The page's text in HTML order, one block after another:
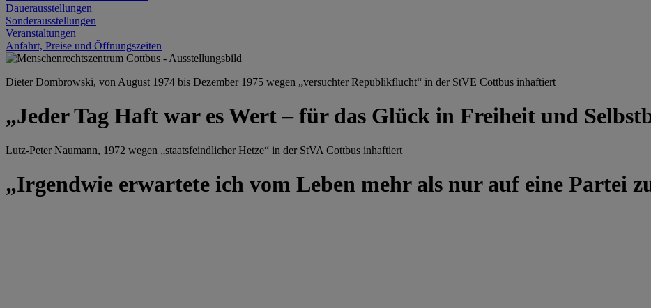
Dauerausstellungen
Sonderausstellungen
Veranstaltungen
Anfahrt, Preise und Öffnungszeiten
Dieter Dombrowski, von August 1974 bis Dezember 1975 wegen „versuchter Republikflucht“ in der StVE Cottbus inhaftiert
„Jeder Tag Haft war es Wert – für das Glück in Freiheit und
Lutz-Peter Naumann, 1972 wegen „staatsfeindlicher Hetze“ in der StVA Cottbus inhaftiert
„Irgendwie erwartete ich vom Leben mehr als nur auf eine Partei